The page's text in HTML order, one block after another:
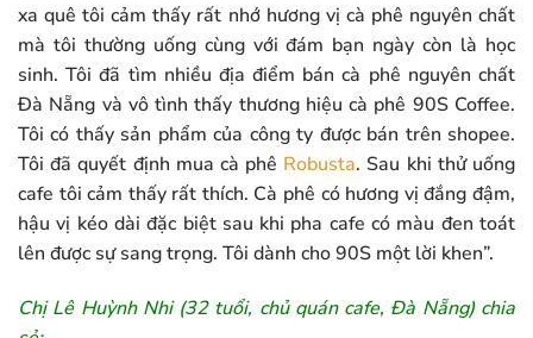
xa quê tôi cảm thấy rất nhớ hương vị cà phê nguyên chất
mà tôi thường uống cùng với đám bạn ngày còn là học
sinh. Tôi đã tìm nhiều địa điểm bán cà phê nguyên chất
Đà Nẵng và vô tình thấy thương hiệu cà phê 90S Coffee.
Tôi có thấy sản phẩm của công ty được bán trên shopee.
Tôi đã quyết định mua cà phê Robusta. Sau khi thử uống
cafe tôi cảm thấy rất thích. Cà phê có hương vị đắng đậm,
hậu vị kéo dài đặc biệt sau khi pha cafe có màu đen toát
lên được sự sang trọng. Tôi dành cho 90S một lời khen”.
Chị Lê Huỳnh Nhi (32 tuổi, chủ quán cafe, Đà Nẵng) chia